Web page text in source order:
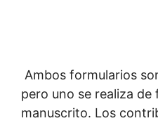
Ambos formularios
pero uno se realiza
manuscrito. Los